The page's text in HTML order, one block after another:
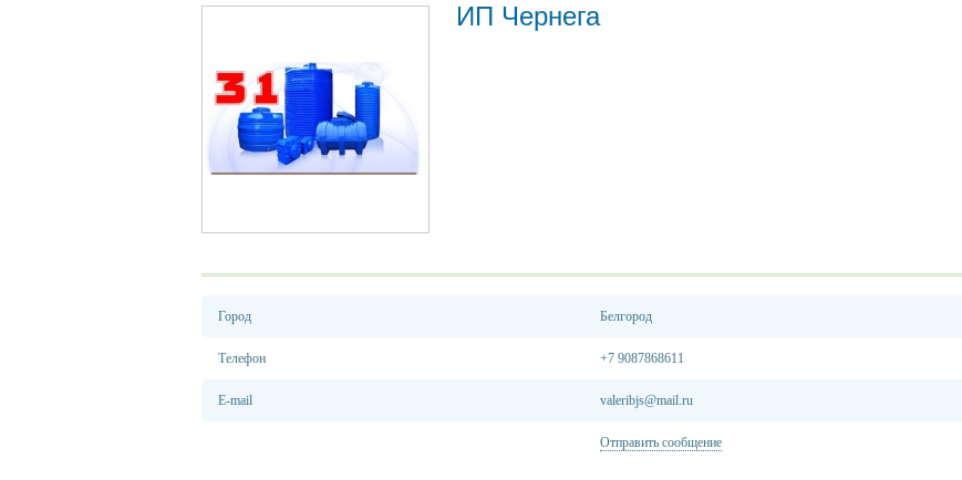
ИП Чернега
Город Белгород
Телефон +7 9087868611
E-mail valeribjs@mail.ru
Отправить сообщение